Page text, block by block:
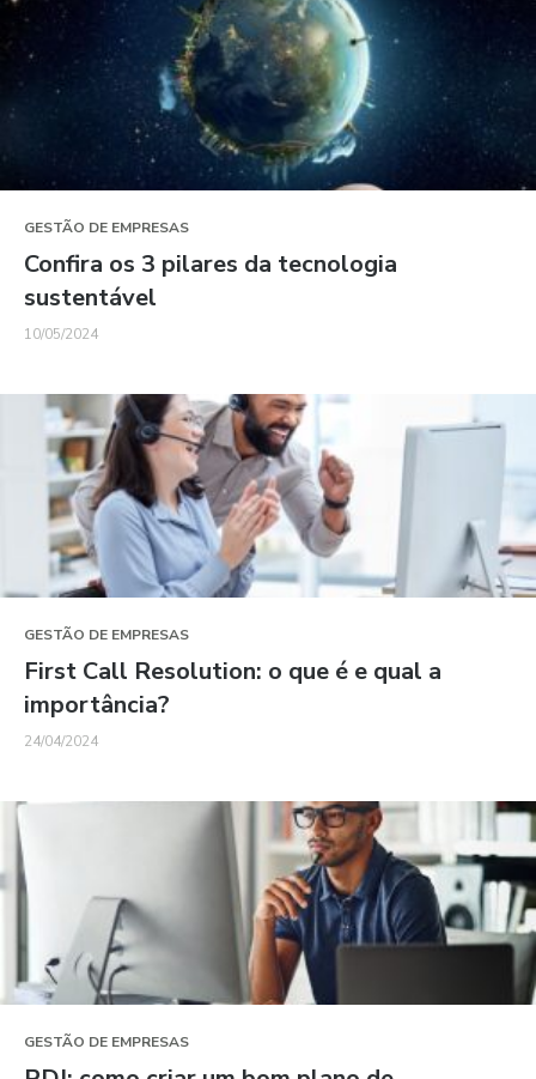
GESTÃO DE EMPRESAS
Confira os 3 pilares da tecnologia
sustentável
10/05/2024
GESTÃO DE EMPRESAS
First Call Resolution: o que é e qual a
importância?
24/04/2024
GESTÃO DE EMPRESAS